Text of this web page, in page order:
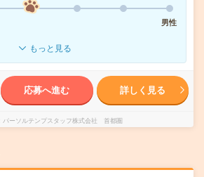
男性
もっと見る
応募へ進む 詳しく見る
パーソルテンプスタッフ株式会社 首都圏